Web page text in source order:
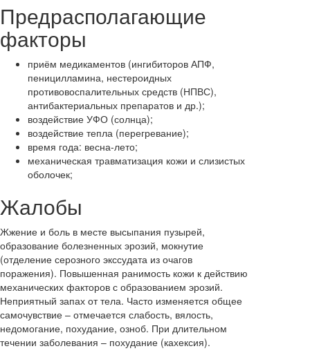
Предрасполагающие
факторы
приём медикаментов (ингибиторов АПФ,
пеницилламина, нестероидных
противовоспалительных средств (НПВС),
антибактериальных препаратов и др.);
воздействие УФО (солнца);
воздействие тепла (перегревание);
время года: весна-лето;
механическая травматизация кожи и слизистых
оболочек;
Жалобы
Жжение и боль в месте высыпания пузырей,
образование болезненных эрозий, мокнутие
(отделение серозного экссудата из очагов
поражения). Повышенная ранимость кожи к действию
механических факторов с образованием эрозий.
Неприятный запах от тела. Часто изменяется общее
самочувствие – отмечается слабость, вялость,
недомогание, похудание, озноб. При длительном
течении заболевания – похудание (кахексия).